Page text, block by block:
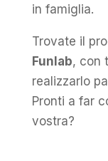
in famiglia.
Trovate il
Funlab, con
realizzarlo
Pronti a far
vostra?